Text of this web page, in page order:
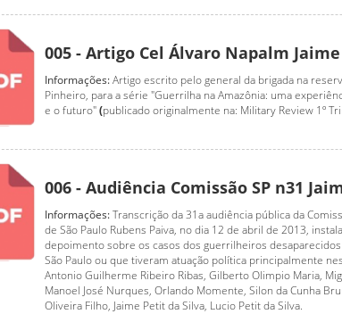
005 - Artigo Cel Álvaro Napalm
Informações:Artigo escrito pelo general da brigada na
Pinheiro, para a série "Guerrilha na Amazônia: uma
e o futuro"(publicado originalmente na: Military Review 1º
006 - Audiência Comissão SP n31
Informações:Transcrição da 31a audiência pública da
de São Paulo Rubens Paiva, no dia 12 de abril de 2013,
depoimento sobre os casos dos guerrilheiros desaparecidos
São Paulo ou que tiveram atuação política principalmente
Antonio Guilherme Ribeiro Ribas, Gilberto Olimpio Maria,
Manoel José Nurques, Orlando Momente, Silon da Cunha
Oliveira Filho, Jaime Petit da Silva, Lucio Petit da Silva.